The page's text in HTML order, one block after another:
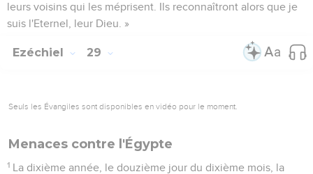
leurs voisins qui les méprisent. Ils reconnaîtront alors que je
suis l'Eternel, leur Dieu. »
Ezéchiel 29
Seuls les Évangiles sont disponibles en vidéo pour le moment.
Menaces contre l'Égypte
1 La dixième année, le douzième jour du dixième mois, la